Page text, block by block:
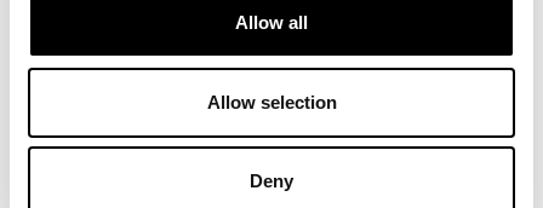
Allow all
Allow selection
Deny